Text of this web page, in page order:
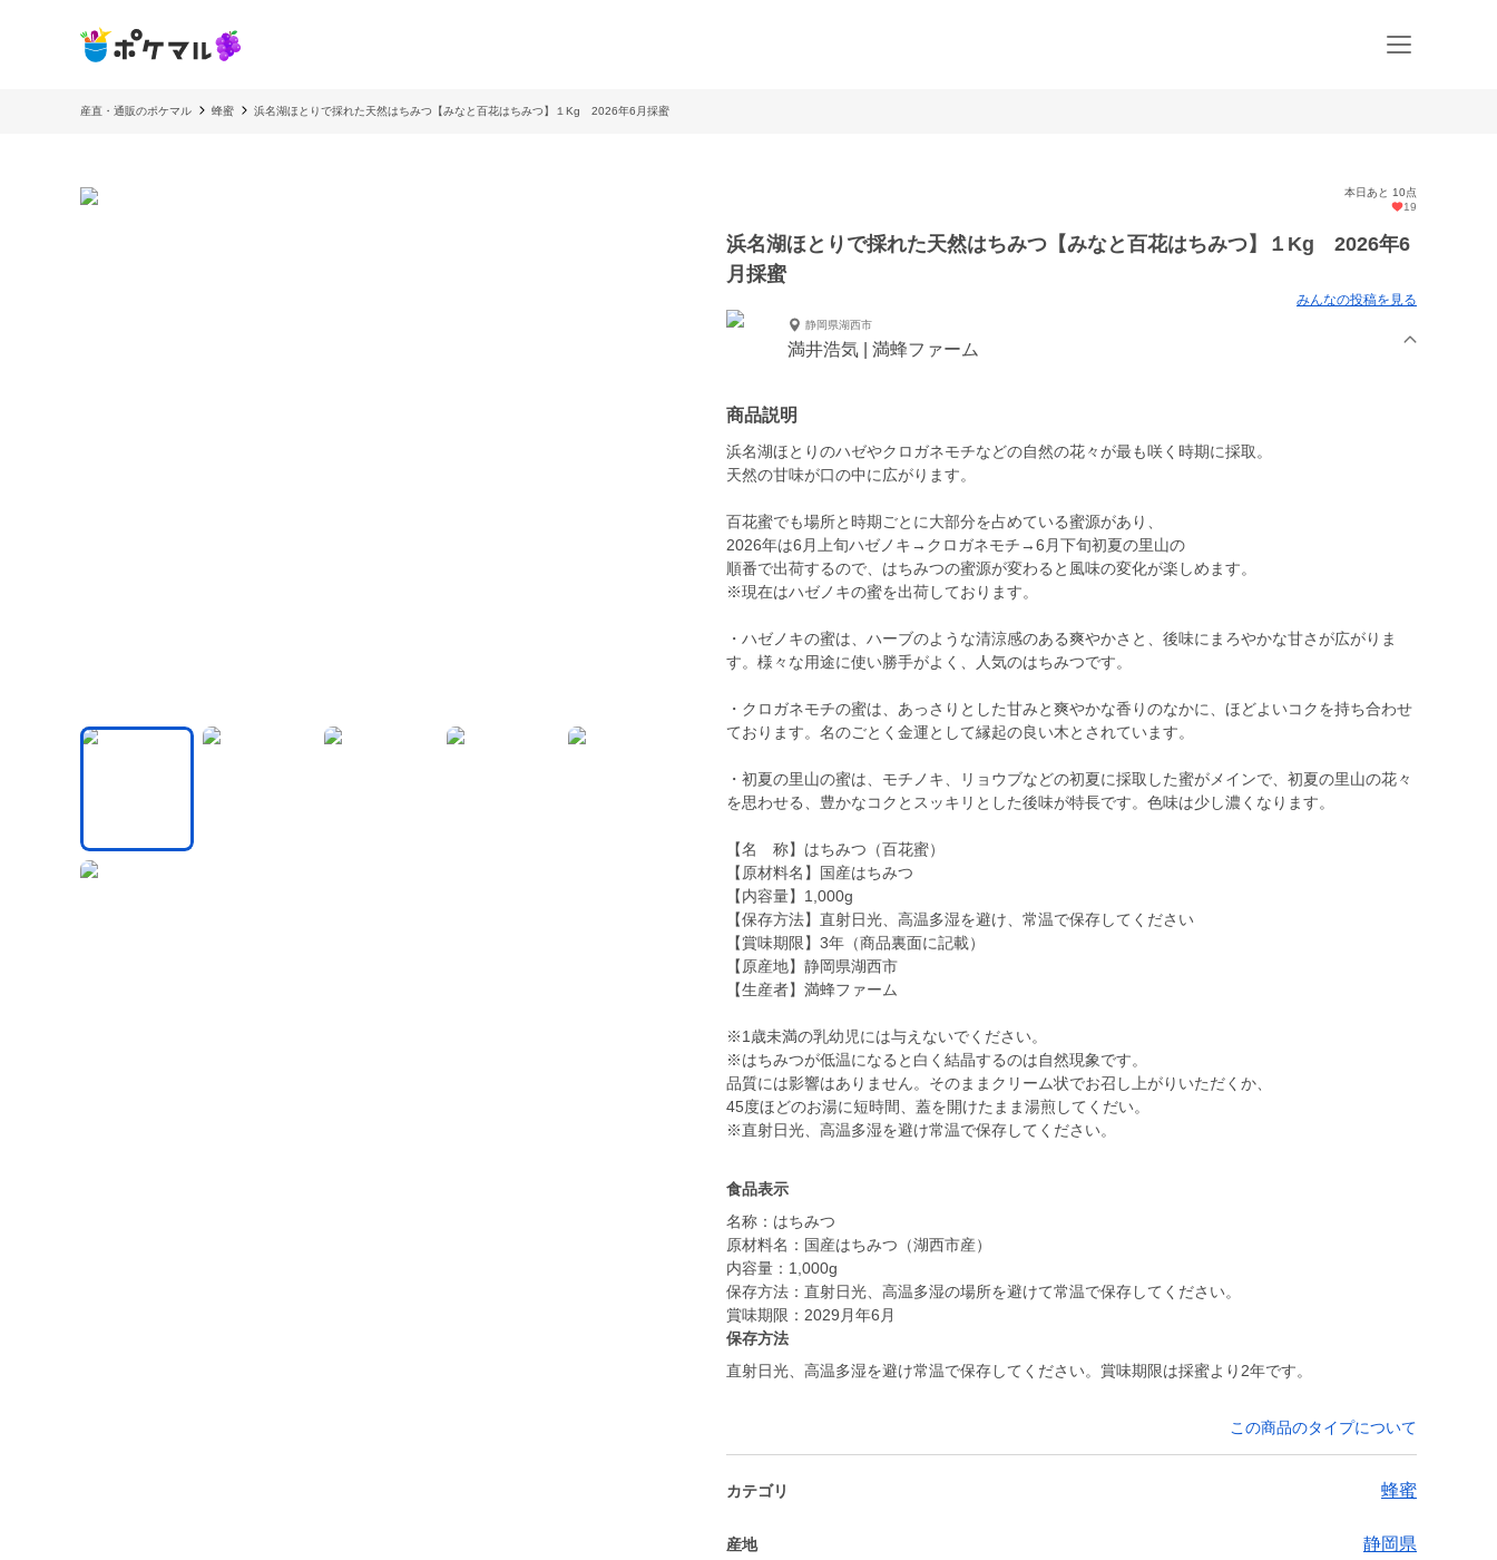
産直・通販のポケマル 蜂蜜 浜名湖ほとりで採れた天然はちみつ【みなと百花はちみつ】１Kg 2026年6月採蜜
本日あと 10点
19
浜名湖ほとりで採れた天然はちみつ【みなと百花はちみつ】１Kg 2026年6
月採蜜
みんなの投稿を見る
静岡県湖西市
満井浩気 | 満蜂ファーム
商品説明
浜名湖ほとりのハゼやクロガネモチなどの自然の花々が最も咲く時期に採取。
天然の甘味が口の中に広がります。
百花蜜でも場所と時期ごとに大部分を占めている蜜源があり、
2026年は6月上旬ハゼノキ→クロガネモチ→6月下旬初夏の里山の
順番で出荷するので、はちみつの蜜源が変わると風味の変化が楽しめます。
※現在はハゼノキの蜜を出荷しております。
・ハゼノキの蜜は、ハーブのような清涼感のある爽やかさと、後味にまろやかな甘さが広がりま
す。様々な用途に使い勝手がよく、人気のはちみつです。
・クロガネモチの蜜は、あっさりとした甘みと爽やかな香りのなかに、ほどよいコクを持ち合わせ
ております。名のごとく金運として縁起の良い木とされています。
・初夏の里山の蜜は、モチノキ、リョウブなどの初夏に採取した蜜がメインで、初夏の里山の花々
を思わせる、豊かなコクとスッキリとした後味が特長です。色味は少し濃くなります。
【名 称】はちみつ（百花蜜）
【原材料名】国産はちみつ
【内容量】1,000g
【保存方法】直射日光、高温多湿を避け、常温で保存してください
【賞味期限】3年（商品裏面に記載）
【原産地】静岡県湖西市
【生産者】満蜂ファーム
※1歳未満の乳幼児には与えないでください。
※はちみつが低温になると白く結晶するのは自然現象です。
品質には影響はありません。そのままクリーム状でお召し上がりいただくか、
45度ほどのお湯に短時間、蓋を開けたまま湯煎してくだい。
※直射日光、高温多湿を避け常温で保存してください。
食品表示
名称：はちみつ
原材料名：国産はちみつ（湖西市産）
内容量：1,000g
保存方法：直射日光、高温多湿の場所を避けて常温で保存してください。
賞味期限：2029月年6月
保存方法
直射日光、高温多湿を避け常温で保存してください。賞味期限は採蜜より2年です。
この商品のタイプについて
カテゴリ 蜂蜜
産地 静岡県